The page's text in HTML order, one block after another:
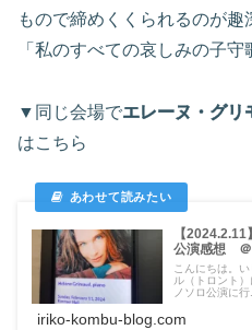
もので締めくくられるのが
「私のすべての哀しみの子守
▼同じ会場でエレーヌ・グリ
はこちら
【
公演感想 ＠
こんにちは。
ル（トロント
ノソロ公演に行
iriko-kombu-blog.com